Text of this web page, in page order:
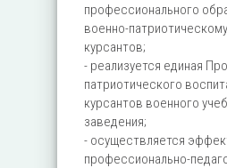
профессионального
военно-
курсантов;
- реализуется единая
патриотического
курсантов военного
заведения;
- осуществляется
профессионально-